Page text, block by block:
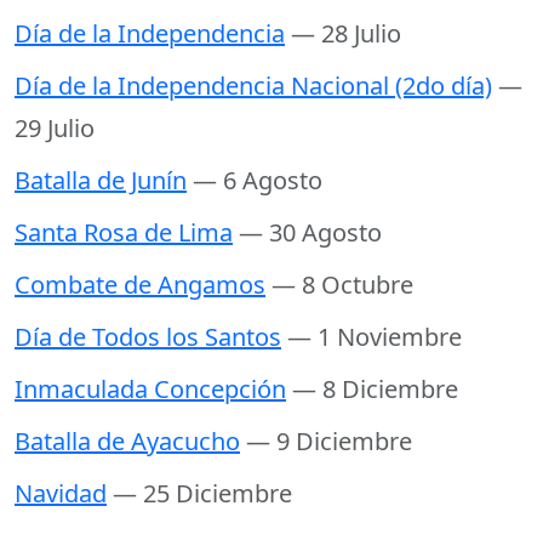
Día de la Independencia — 28 Julio
Día de la Independencia Nacional (2do día)—
29 Julio
Batalla de Junín — 6 Agosto
Santa Rosa de Lima — 30 Agosto
Combate de Angamos — 8 Octubre
Día de Todos los Santos — 1 Noviembre
Inmaculada Concepción — 8 Diciembre
Batalla de Ayacucho — 9 Diciembre
Navidad — 25 Diciembre